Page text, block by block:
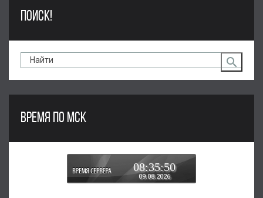
ПОИСК!
ВРЕМЯ ПО МСК
08:35:51
09.08.2026